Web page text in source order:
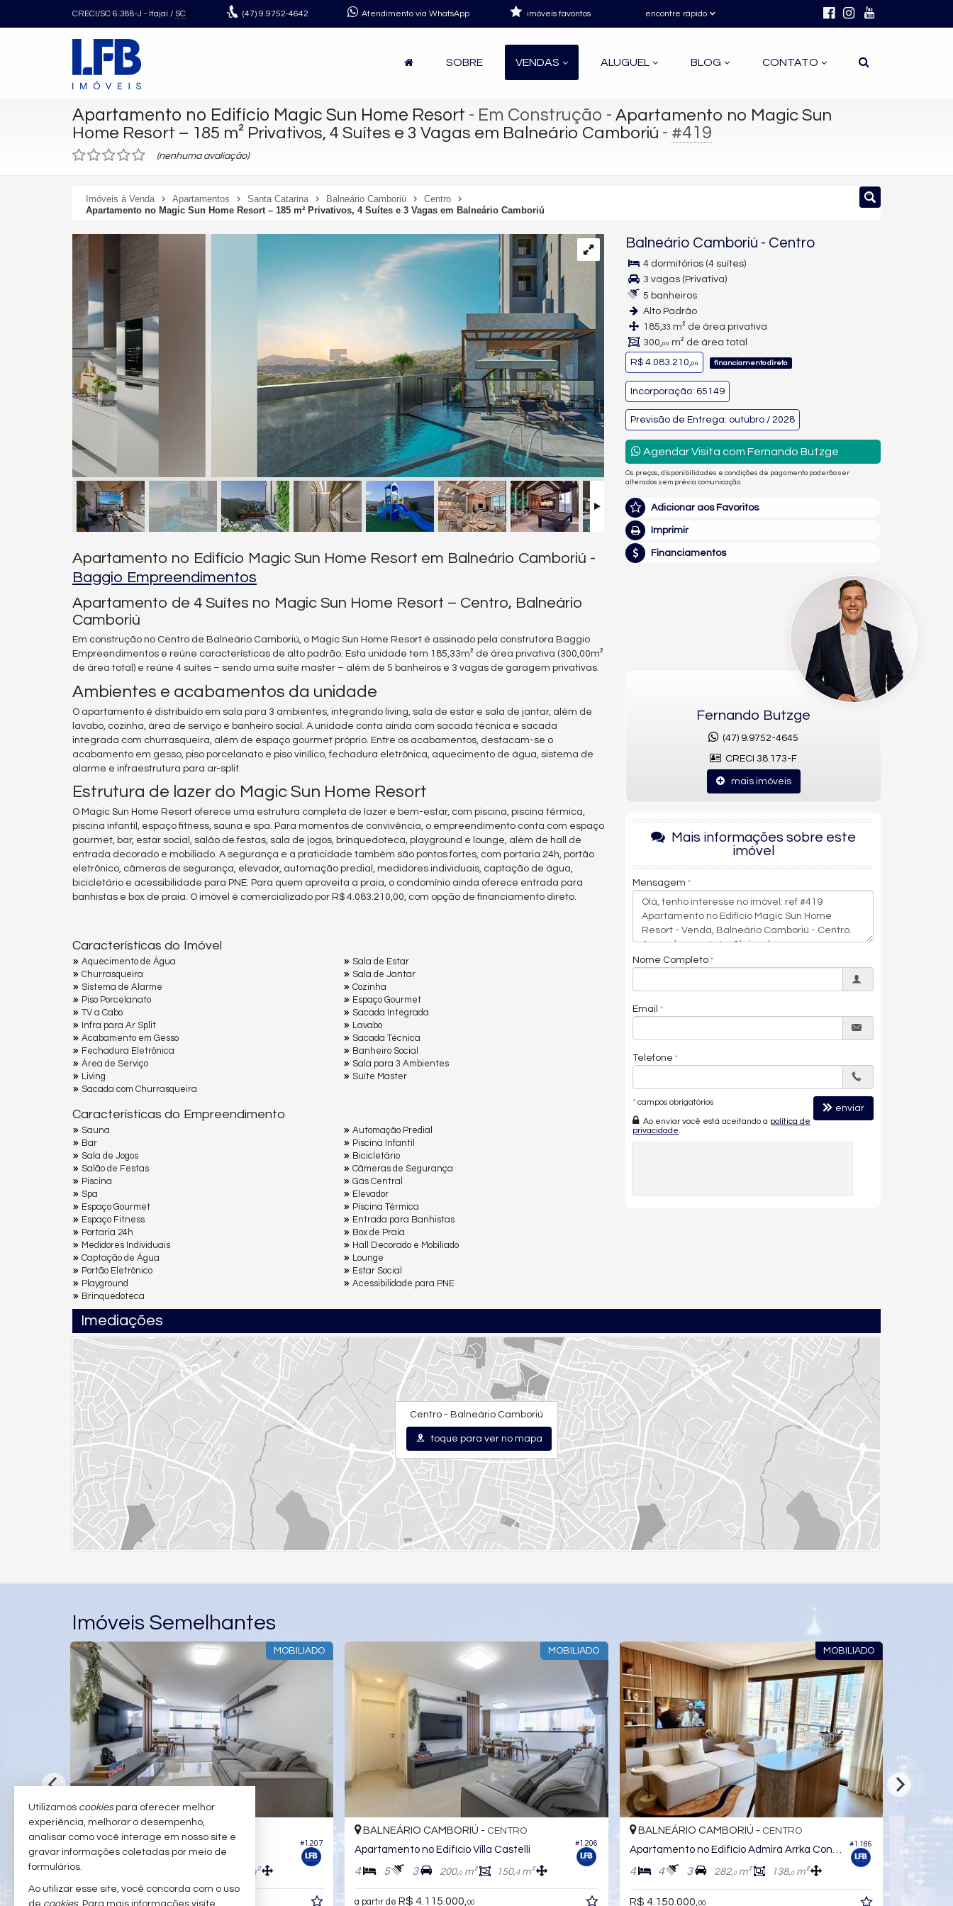
CRECI/SC 6.388-J - Itajaí / SC (47) 9.9752-4642 Atendimento via WhatsApp encontre rápido
imóveis favoritos
SOBRE VENDAS ALUGUEL BLOG CONTATO
Apartamento no Edifício Magic Sun Home Resort - Em Construção - Apartamento no Magic Sun
Home Resort – 185 m² Privativos, 4 Suítes e 3 Vagas em Balneário Camboriú - #419
(nenhuma avaliação)
Imóveis à Venda Apartamentos Santa Catarina Balneário Camboriú
Centro
Apartamento no Magic Sun Home Resort – 185 m² Privativos, 4 Suítes e 3 Vagas em Balneário Camboriú
Apartamento no Edifício Magic Sun Home Resort em Balneário Camboriú -
Baggio Empreendimentos
Apartamento de 4 Suítes no Magic Sun Home Resort – Centro, Balneário
Camboriú
Em construção no Centro de Balneário Camboriú, o Magic Sun Home Resort é assinado pela construtora Baggio
Empreendimentos e reúne características de alto padrão. Esta unidade tem 185,33m² de área privativa (300,00m²
de área total) e reúne 4 suítes – sendo uma suíte master – além de 5 banheiros e 3 vagas de garagem privativas.
Ambientes e acabamentos da unidade
O apartamento é distribuído em sala para 3 ambientes, integrando living, sala de estar e sala de jantar, além de
lavabo, cozinha, área de serviço e banheiro social. A unidade conta ainda com sacada técnica e sacada
integrada com churrasqueira, além de espaço gourmet próprio. Entre os acabamentos, destacam-se o
acabamento em gesso, piso porcelanato e piso vinílico, fechadura eletrônica, aquecimento de água, sistema de
alarme e infraestrutura para ar-split.
Estrutura de lazer do Magic Sun Home Resort
O Magic Sun Home Resort oferece uma estrutura completa de lazer e bem-estar, com piscina, piscina térmica,
piscina infantil, espaço fitness, sauna e spa. Para momentos de convivência, o empreendimento conta com espaço
gourmet, bar, estar social, salão de festas, sala de jogos, brinquedoteca, playground e lounge, além de hall de
entrada decorado e mobiliado. A segurança e a praticidade também são pontos fortes, com portaria 24h, portão
eletrônico, câmeras de segurança, elevador, automação predial, medidores individuais, captação de água,
bicicletário e acessibilidade para PNE. Para quem aproveita a praia, o condomínio ainda oferece entrada para
banhistas e box de praia. O imóvel é comercializado por R$ 4.083.210,00, com opção de financiamento direto.
Características do Imóvel
Aquecimento de Água
Churrasqueira
Sistema de Alarme
Piso Porcelanato
TV a Cabo
Infra para Ar Split
Acabamento em Gesso
Fechadura Eletrônica
Área de Serviço
Living
Sacada com Churrasqueira
Sala de Estar
Sala de Jantar
Cozinha
Espaço Gourmet
Sacada Integrada
Lavabo
Sacada Técnica
Banheiro Social
Sala para 3 Ambientes
Suíte Master
Características do Empreendimento
Sauna
Bar
Sala de Jogos
Salão de Festas
Piscina
Spa
Espaço Gourmet
Espaço Fitness
Portaria 24h
Medidores Individuais
Captação de Água
Portão Eletrônico
Playground
Brinquedoteca
Automação Predial
Piscina Infantil
Bicicletário
Câmeras de Segurança
Gás Central
Elevador
Pìscina Térmica
Entrada para Banhistas
Box de Praia
Hall Decorado e Mobiliado
Lounge
Estar Social
Acessibilidade para PNE
Balneário Camboriú - Centro
4 dormitórios (4 suítes)
3 vagas (Privativa)
5 banheiros
Alto Padrão
185,33 m² de área privativa
300,00 m² de área total
R$ 4.083.210,00 financiamento direto
Incorporação: 65149
Previsão de Entrega: outubro / 2028
Agendar Visita com Fernando Butzge
Os preços, disponibilidades e condições de pagamento poderão ser
alterados sem prévia comunicação.
Adicionar aos Favoritos
Imprimir
Financiamentos
Fernando Butzge
(47) 9.9752-4645
CRECI 38.173-F
mais imóveis
Mais informações sobre este
imóvel
Mensagem
Nome Completo
Email
Telefone
* campos obrigatórios
Ao enviar você está aceitando a política de
privacidade
enviar
Imediações
Centro - Balneário Camboriú
toque para ver no mapa
Imóveis Semelhantes
MOBILIADO
Apartamento no Edifício Admirá Arrka Concept
ALTO PADRÃO
#1.004
BALNEÁRIO CAMBORIÚ -
Apartamento no Edifício Cittá Di Vinci Residenze
R$ 3.995.000,00
ALTO PADRÃO
BALNEÁRIO CAMBORIÚ -CENTRO
Apartamento no Edifício Collina Di Roma
4 6 3 494, m² 176,
R$ 3.990.000,00
#477
BALNEÁRIO CAMBORIÚ -CENTRO
Apartamento
4 4 3 295, m² 133,
R$ 4.200.000,
Utilizamos cookiespara oferecer melhor
experiência, melhorar o desempenho,
analisar como você interage em nosso site e
gravar informações coletadas por meio de
formulários.
Ao utilizar esse site, você concorda com o uso
de cookies. Para mais informações visite